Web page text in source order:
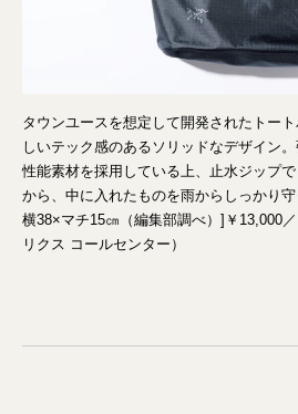
タウンユースを想定して開発されたトー
しいテック感のあるソリッドなデザイン
性能素材を採用している上、止水ジップ
から、中に入れたものを雨からしっかり
横38×マチ15㎝（編集部調べ）]￥13,000
リクス コールセンター）